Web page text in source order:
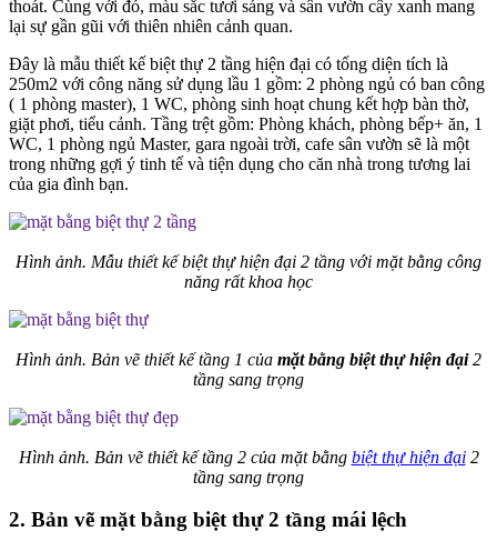
thoát. Cùng với đó, màu sắc tươi sáng và sân vườn cây xanh mang
lại sự gần gũi với thiên nhiên cảnh quan.
Đây là mẫu thiết kế biệt thự 2 tầng hiện đại có tổng diện tích là
250m2 với công năng sử dụng lầu 1 gồm: 2 phòng ngủ có ban công
( 1 phòng master), 1 WC, phòng sinh hoạt chung kết hợp bàn thờ,
giặt phơi, tiểu cảnh. Tầng trệt gồm: Phòng khách, phòng bếp+ ăn, 1
WC, 1 phòng ngủ Master, gara ngoài trời, cafe sân vườn sẽ là một
trong những gợi ý tinh tế và tiện dụng cho căn nhà trong tương lai
của gia đình bạn.
Hình ảnh. Mẫu thiết kế biệt thự hiện đại 2 tầng với mặt bằng công
năng rất khoa học
Hình ảnh. Bản vẽ thiết kế tầng 1 của mặt bằng biệt thự hiện đại2
tầng sang trọng
Hình ảnh. Bản vẽ thiết kế tầng 2 của mặt bằng biệt thự hiện đại 2
tầng sang trọng
2. Bản vẽ mặt bằng biệt thự 2 tầng mái lệch